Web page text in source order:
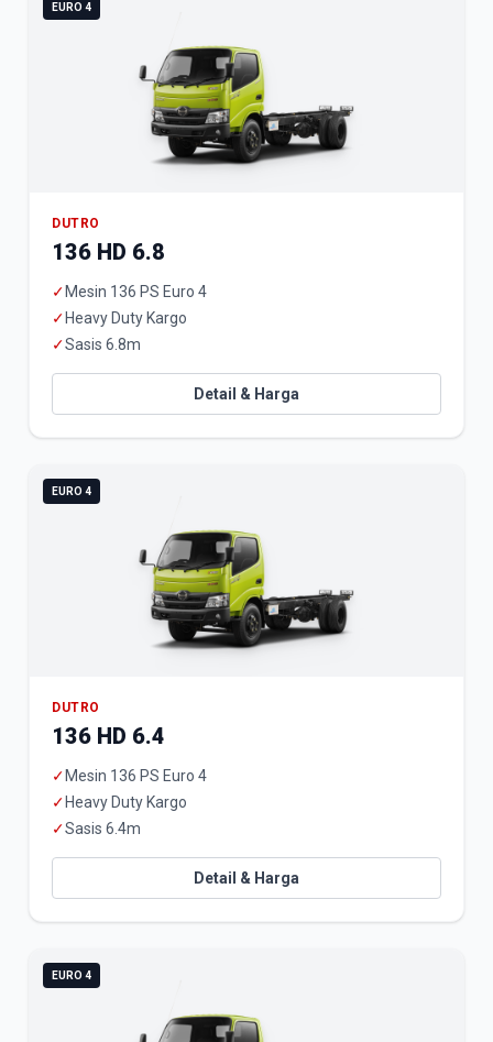
EURO 4
DUTRO
136 HD 6.8
✓ Mesin 136 PS Euro 4
✓ Heavy Duty Kargo
✓Sasis 6.8m
Detail & Harga
EURO 4
DUTRO
136 HD 6.4
✓ Mesin 136 PS Euro 4
✓ Heavy Duty Kargo
✓Sasis 6.4m
Detail & Harga
EURO 4